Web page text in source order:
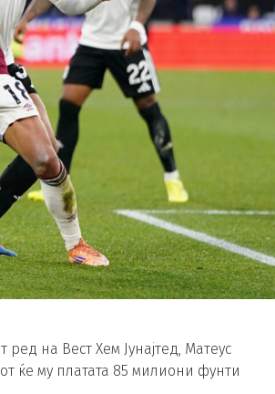
на Вест Хем Јунајтед, Матеус
ќе му платата 85 милиони фунти